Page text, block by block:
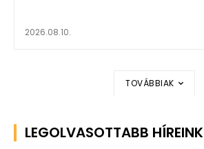
2026.08.10.
TOVÁBBIAK
LEGOLVASOTTABB HÍREINK